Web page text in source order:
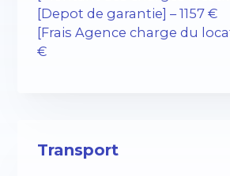
[Depot de garantie] – 1157 €
[Frais Agence charge du
€
Transport